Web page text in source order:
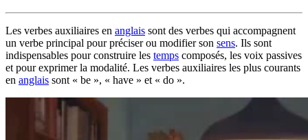
Les verbes auxiliaires en anglais sont des verbes qui accompagnent
un verbe principal pour préciser ou modifier son sens. Ils sont
indispensables pour construire les temps composés, les voix passives
et pour exprimer la modalité. Les verbes auxiliaires les plus courants
en anglais sont « be », « have » et « do ».